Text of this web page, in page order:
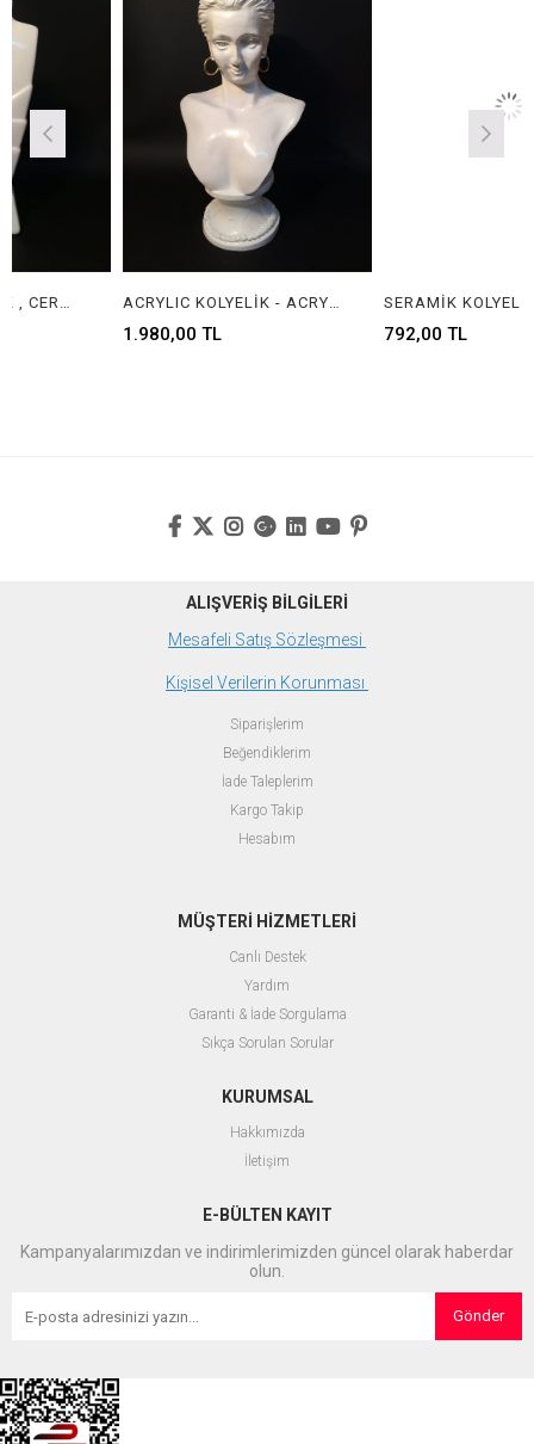
ACRYLIC KOLYELİK - ACRYLIC DISPLAY FOR JEWELRY
1.980,00 TL
SERAMİK KOLYELİK , CERAMIC JEWELRY NECLACE DISPLAY
792,00 TL
ALIŞVERİŞ BİLGİLERİ
Mesafeli Satış Sözleşmesi
Kişisel Verilerin Korunması
Siparişlerim
Beğendiklerim
İade Taleplerim
Kargo Takip
Hesabım
MÜŞTERİ HİZMETLERİ
Canlı Destek
Yardım
Garanti & İade Sorgulama
Sıkça Sorulan Sorular
KURUMSAL
Hakkımızda
İletişim
E-BÜLTEN KAYIT
Kampanyalarımızdan ve indirimlerimizden güncel olarak haberdar
olun.
Gönder